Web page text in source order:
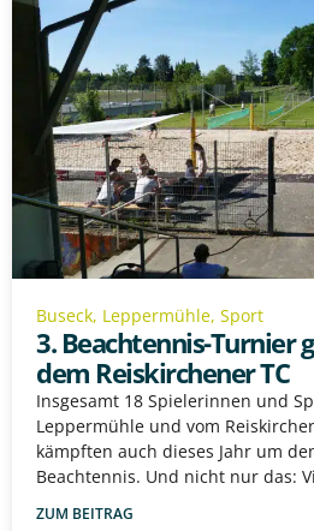
Buseck, Leppermühle, Sport
3. Beachtennis-Turnier
dem Reiskirchener TC
Insgesamt 18 Spielerinnen und
Leppermühle und vom
kämpften auch dieses Jahr um
Beachtennis. Und nicht nur das:
ZUM BEITRAG